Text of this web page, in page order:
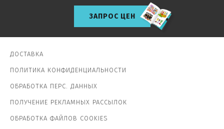
ЗАПРОС ЦЕН
ДОСТАВКА
ПОЛИТИКА КОНФИДЕНЦИАЛЬНОСТИ
ОБРАБОТКА ПЕРС. ДАННЫХ
ПОЛУЧЕНИЕ РЕКЛАМНЫХ РАССЫЛОК
ОБРАБОТКА ФАЙЛОВ COOKIES